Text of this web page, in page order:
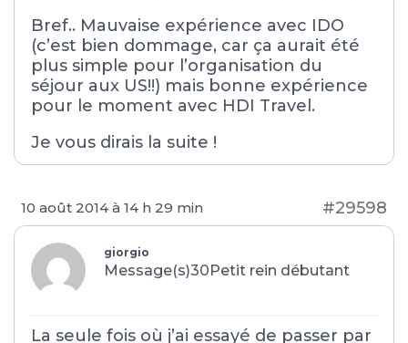
Bref.. Mauvaise expérience avec IDO
(c’est bien dommage, car ça aurait été
plus simple pour l’organisation du
séjour aux US!!) mais bonne expérience
pour le moment avec HDI Travel.
Je vous dirais la suite !
10 août 2014 à 14 h 29 min #29598
giorgio
Message(s)30Petit rein débutant
La seule fois où j’ai essayé de passer par